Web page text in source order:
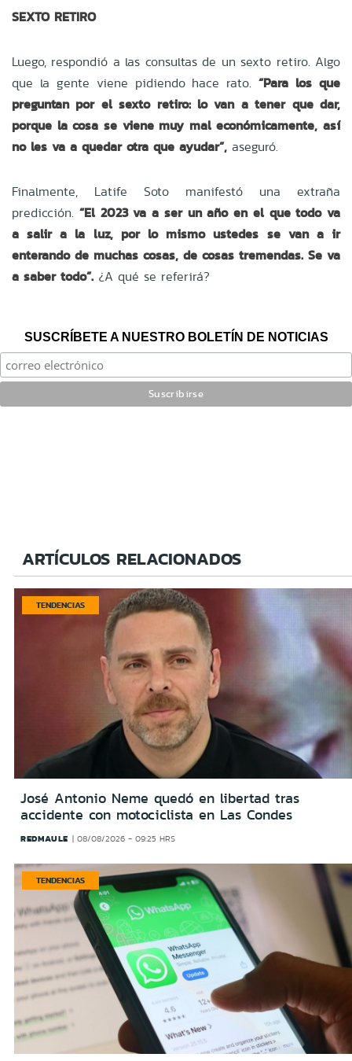
SEXTO RETIRO
Luego, respondió a las consultas de un sexto retiro. Algo
que la gente viene pidiendo hace rato. “Para los que
preguntan por el sexto retiro: lo van a tener que dar,
porque la cosa se viene muy mal económicamente, así
no les va a quedar otra que ayudar”, aseguró.
Finalmente, Latife Soto manifestó una extraña
predicción. “El 2023 va a ser un año en el que todo va
a salir a la luz, por lo mismo ustedes se van a ir
enterando de muchas cosas, de cosas tremendas. Se va
a saber todo”. ¿A qué se referirá?
SUSCRÍBETE A NUESTRO BOLETÍN DE NOTICIAS
ARTÍCULOS RELACIONADOS
TENDENCIAS
José Antonio Neme quedó en libertad tras
accidente con motociclista en Las Condes
REDMAULE 08/08/2026 - 09:25 HRS
TENDENCIAS